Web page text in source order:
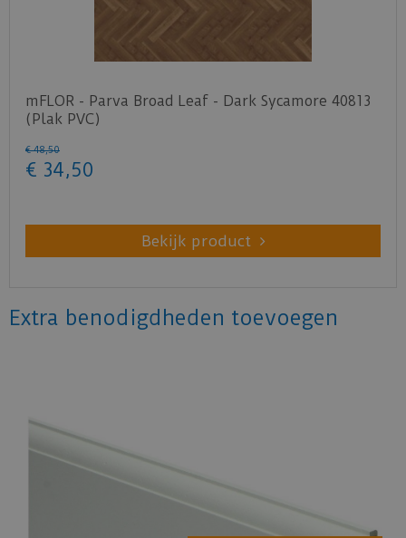
mFLOR - Parva Broad Leaf - Dark Sycamore 40813
(Plak PVC)
€ 48,50
€ 34,50
Bekijk product
Extra benodigdheden toevoegen